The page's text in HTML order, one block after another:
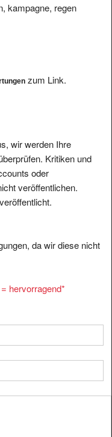
kampagne, regen
zum Link.
wir werden Ihre
Kritiken und
oder
veröffentlichen.
da wir diese nicht
hervorragend*